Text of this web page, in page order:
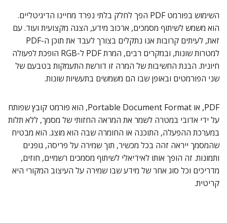
השימוש בפורמט PDF הפך לחלק בלתי נפרד מחיינו הדיגיטליים.
הוא משמש לשיתוף מסמכים, ארכוב מידע, הצגה מקצועית ועוד. עם
זאת, לעיתים קרובות אנו נתקלים בצורך לעבד את תוכן ה-PDF
למטרות שונות, ובמקרים רבים, המרת PDF ל-RGB הופכת לפעולה
חיונית. הבנת החשיבות של המרה זו דורשת התעמקות בטבעם של
שני הפורמטים ובאופן שבו הם משמשים בתעשיות שונות.
PDF, או Portable Document Format, הוא פורמט קובץ שפותח
על ידי אדובי במטרה לשמר את המראה החזותי של מסמך, ללא תלות
במערכת ההפעלה, התוכנה או החומרה שבה הוא מוצג. הוא מבטיח
שהמסמך ייראה זהה בכל מכשיר, תוך שמירה על פריסה, גופנים
ותמונות. זה הופך אותו לאידיאלי לשיתוף מסמכים רשמיים, חוזים,
מדריכים וכל סוג אחר של מידע שבו שמירה על העיצוב המקורי היא
קריטית.